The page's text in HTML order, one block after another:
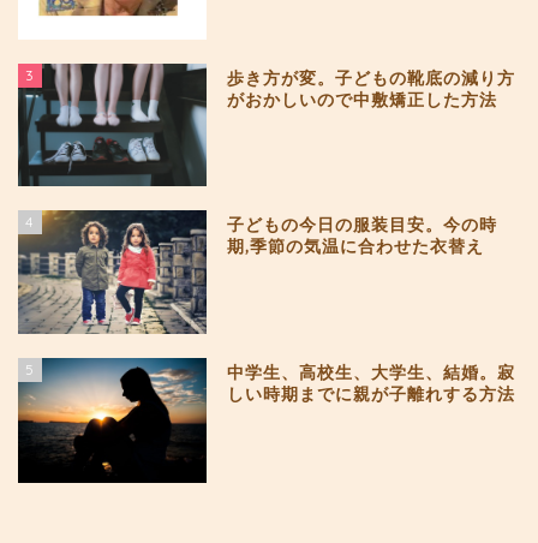
3
歩き方が変。子どもの靴底の減り方
がおかしいので中敷矯正した方法
4
子どもの今日の服装目安。今の時
期,季節の気温に合わせた衣替え
5
中学生、高校生、大学生、結婚。寂
しい時期までに親が子離れする方法